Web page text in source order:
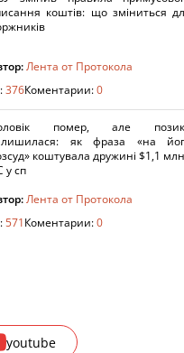
коштів: що зміниться
Лента от Протокола
376Коментарии:0
помер, але
як фраза «на
коштувала дружині $1,1
у сп
Лента от Протокола
571Коментарии:0
youtube